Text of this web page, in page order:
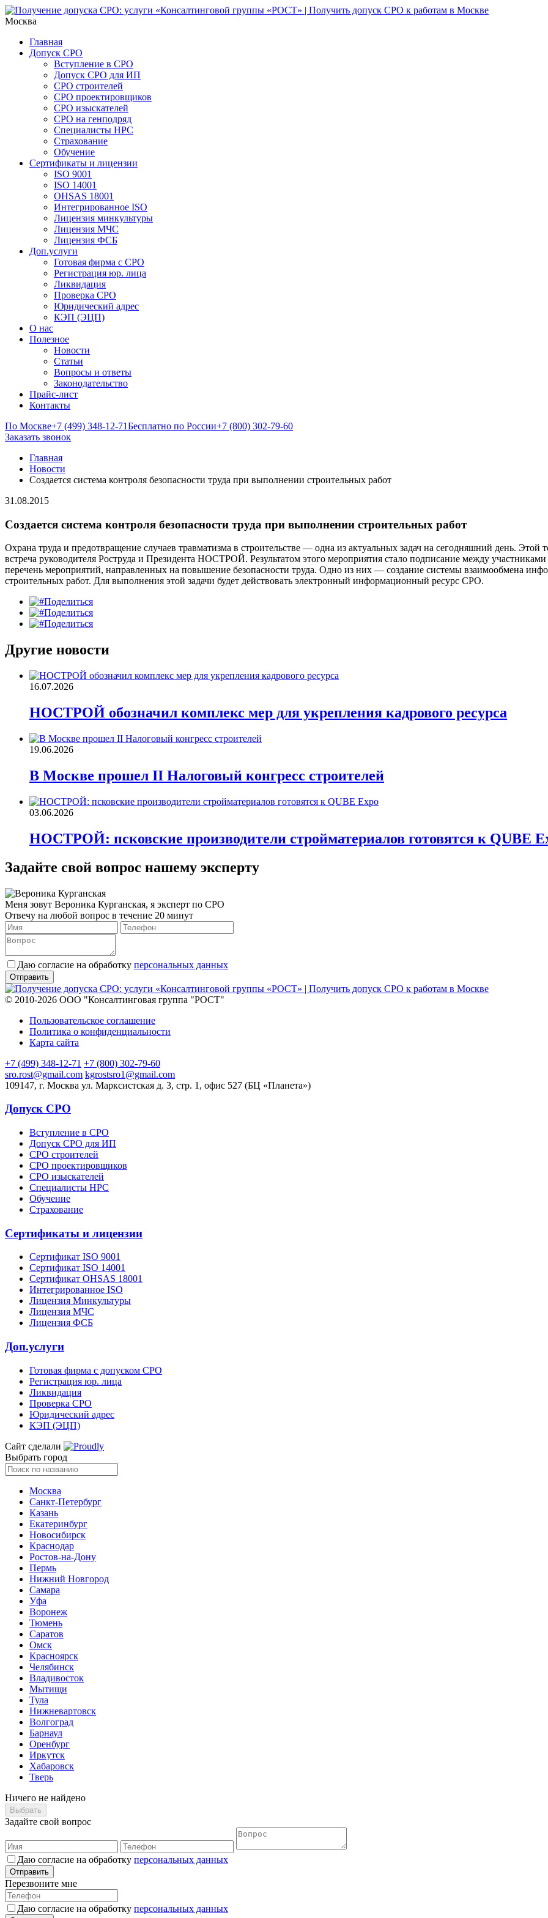
Москва
Главная
Допуск СРО
Вступление в СРО
Допуск СРО для ИП
СРО строителей
СРО проектировщиков
СРО изыскателей
СРО на генподряд
Специалисты НРС
Страхование
Обучение
Сертификаты и лицензии
ISO 9001
ISO 14001
OHSAS 18001
Интегрированное ISO
Лицензия минкультуры
Лицензия МЧС
Лицензия ФСБ
Доп.услуги
Готовая фирма с СРО
Регистрация юр. лица
Ликвидация
Проверка СРО
Юридический адрес
КЭП (ЭЦП)
О нас
Полезное
Новости
Статьи
Вопросы и ответы
Законодательство
Прайс-лист
Контакты
По Москве+7 (499) 348-12-71Бесплатно по России+7 (800) 302-79-60
Заказать звонок
Главная
Новости
Создается система контроля безопасности труда при выполнении строительных работ
31.08.2015
Создается система контроля безопасности труда при выполнении строительных работ
Охрана труда и предотвращение случаев травматизма в строительстве — одна из актуальных задач на сегодняшний день. Этой
встреча руководителя Роструда и Президента НОСТРОЙ. Результатом этого мероприятия стало подписание между
перечень мероприятий, направленных на повышение безопасности труда. Одно из них — создание системы взаимообмена
строительных работ. Для выполнения этой задачи будет действовать электронный информационный ресурс СРО.
Поделиться
Поделиться
Поделиться
Другие новости
16.07.2026
НОСТРОЙ обозначил комплекс мер для укрепления кадрового ресурса
19.06.2026
В Москве прошел II Налоговый конгресс строителей
03.06.2026
НОСТРОЙ: псковские производители стройматериалов готовятся к QUBE
Задайте свой вопрос нашему эксперту
Меня зовут Вероника Курганская, я эксперт по СРО
Отвечу на любой вопрос в течение 20 минут
Даю согласие на обработку персональных данных
© 2010-2026 ООО "Консалтинговая группа "РОСТ"
Пользовательское соглашение
Политика о конфиденциальности
Карта сайта
+7 (499) 348-12-71 +7 (800) 302-79-60
sro.rost@gmail.com kgrostsro1@gmail.com
109147, г. Москва ул. Марксистская д. 3, стр. 1, офис 527 (БЦ «Планета»)
Допуск СРО
Вступление в СРО
Допуск СРО для ИП
СРО строителей
СРО проектировщиков
СРО изыскателей
Специалисты НРС
Обучение
Страхование
Сертификаты и лицензии
Сертификат ISO 9001
Сертификат ISO 14001
Сертификат OHSAS 18001
Интегрированное ISO
Лицензия Минкультуры
Лицензия МЧС
Лицензия ФСБ
Доп.услуги
Готовая фирма с допуском СРО
Регистрация юр. лица
Ликвидация
Проверка СРО
Юридический адрес
КЭП (ЭЦП)
Сайт сделали
Выбрать город
Москва
Санкт-Петербург
Казань
Екатеринбург
Новосибирск
Краснодар
Ростов-на-Дону
Пермь
Нижний Новгород
Самара
Уфа
Воронеж
Тюмень
Саратов
Омск
Красноярск
Челябинск
Владивосток
Мытищи
Тула
Нижневартовск
Волгоград
Барнаул
Оренбург
Иркутск
Хабаровск
Тверь
Ничего не найдено
Выбрать
Задайте свой вопрос
Даю согласие на обработку персональных данных
Отправить
Перезвоните мне
Даю согласие на обработку персональных данных